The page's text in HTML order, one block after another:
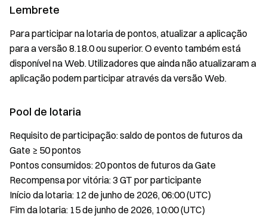
Lembrete
Para participar na lotaria de pontos, atualizar a aplicação
para a versão 8.18.0 ou superior. O evento também está
disponível na Web. Utilizadores que ainda não atualizaram a
aplicação podem participar através da versão Web.
Pool de lotaria
Requisito de participação: saldo de pontos de futuros da
Gate ≥ 50 pontos
Pontos consumidos: 20 pontos de futuros da Gate
Recompensa por vitória: 3 GT por participante
Início da lotaria: 12 de junho de 2026, 06:00 (UTC)
Fim da lotaria: 15 de junho de 2026, 10:00 (UTC)